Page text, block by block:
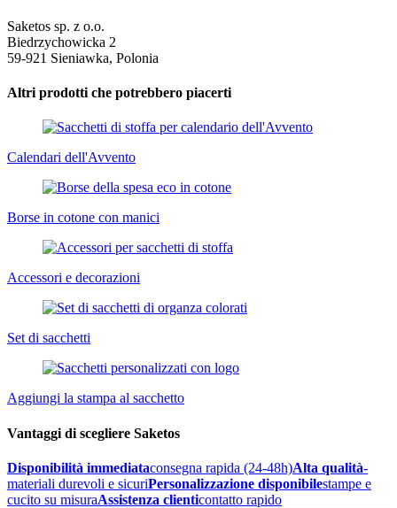
Saketos sp. z o.o.
Biedrzychowicka 2
59-921 Sieniawka, Polonia
Altri prodotti che potrebbero piacerti
Calendari dell'Avvento
Borse in cotone con manici
Accessori e decorazioni
Set di sacchetti
Aggiungi la stampa al sacchetto
Vantaggi di scegliere Saketos
Disponibilità immediataconsegna rapida (24-48h)Alta qualità-
materiali durevoli e sicuriPersonalizzazione disponibilestampe e
cucito su misuraAssistenza clienticontatto rapido